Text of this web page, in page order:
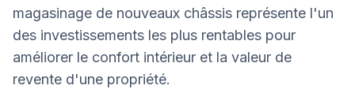
magasinage de nouveaux châssis représente l'un
des investissements les plus rentables pour
améliorer le confort intérieur et la valeur de
revente d'une propriété.